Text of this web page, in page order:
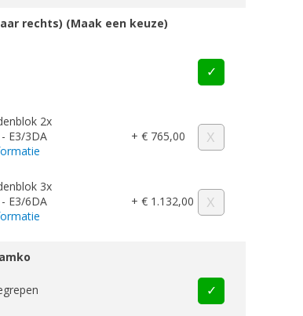
rechts) (Maak een keuze)
2x
E3/3DA
+ € 765,00
3x
E3/6DA
+ € 1.132,00